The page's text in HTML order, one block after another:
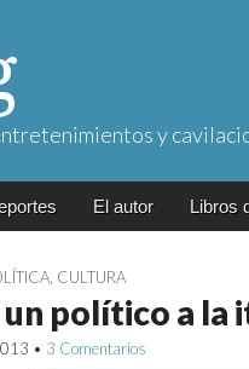
y
El autor Libros
CULTURA
político a la
• 3 Comentarios